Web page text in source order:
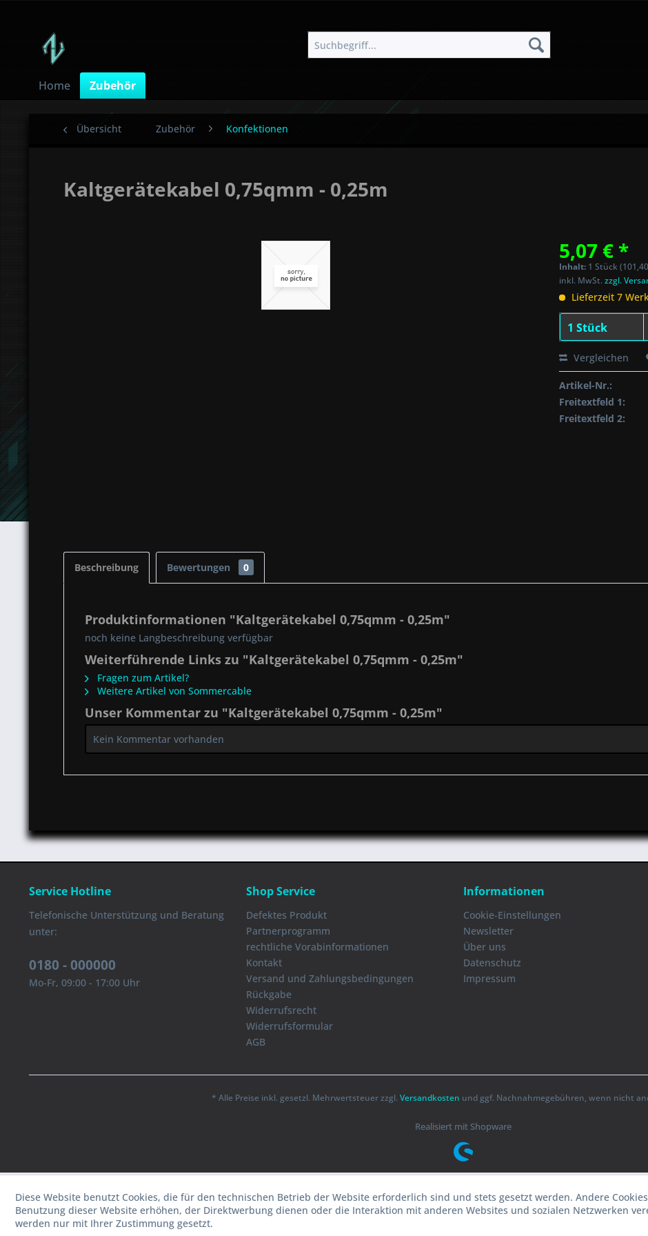
Home Zubehör
Übersicht Zubehör Konfektionen
Kaltgerätekabel 0,75qmm - 0,25m
5,07 € *
Inhalt: 1 Stück
inkl. MwSt.zzgl.
Lieferzeit 7
Vergleichen
Artikel-Nr.:
Freitextfeld 1:
Freitextfeld 2:
Beschreibung Bewertungen 0
Produktinformationen "Kaltgerätekabel 0,75qmm - 0,25m"
noch keine Langbeschreibung verfügbar
Weiterführende Links zu "Kaltgerätekabel 0,75qmm - 0,25m"
Fragen zum Artikel?
Weitere Artikel von Sommercable
Unser Kommentar zu "Kaltgerätekabel 0,75qmm - 0,25m"
Kein Kommentar vorhanden
Service Hotline
Telefonische Unterstützung und Beratung
unter:
0180 - 000000
Mo-Fr, 09:00 - 17:00 Uhr
Shop Service
Defektes Produkt
Partnerprogramm
rechtliche Vorabinformationen
Kontakt
Versand und Zahlungsbedingungen
Rückgabe
Widerrufsrecht
Widerrufsformular
AGB
Informationen
Cookie-Einstellungen
Newsletter
Über uns
Datenschutz
Impressum
* Alle Preise inkl. gesetzl. Mehrwertsteuer zzgl. Versandkosten und ggf. Nachnahmegebühren, wenn nicht
Realisiert mit Shopware
Diese Website benutzt Cookies, die für den technischen Betrieb der Website erforderlich sind und stets gesetzt werden. Andere
Benutzung dieser Website erhöhen, der Direktwerbung dienen oder die Interaktion mit anderen Websites und sozialen Netzwerken
werden nur mit Ihrer Zustimmung gesetzt.